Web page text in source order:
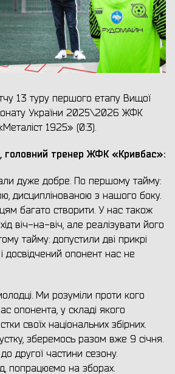
13 туру першого етапу Вищої
України 2025\2026 ЖФК
1925» (0:3).
головний тренер ЖФК «Кривбас»:
дуже добре. По першому тайму:
дисциплінованою з нашого боку.
багато створити. У нас також
віч-на-віч, але реалізувати його
тайму: допустили дві прикрі
досвідчений опонент нас не
Ми розуміли проти кого
опонента, у складі якого
своїх національних збірних.
зберемось разом вже 9 січня.
другої частини сезону.
попрацюємо на зборах.